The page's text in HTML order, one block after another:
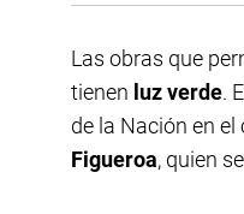
Las obras que
tienen luz verde.
de la Nación en
Figueroa, quien